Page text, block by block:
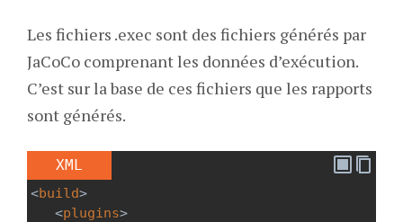
Les fichiers .exec sont des fichiers générés par
JaCoCo comprenant les données d’exécution.
C’est sur la base de ces fichiers que les rapports
sont générés.
XML
<build>
<plugins>